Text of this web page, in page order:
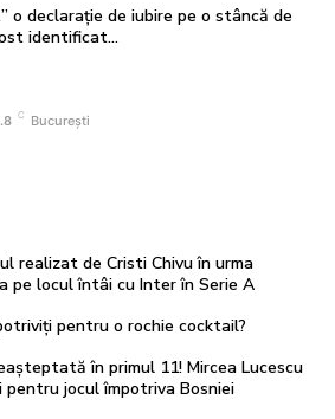
o declarație de iubire pe o stâncă de
identificat…
C București
realizat de Cristi Chivu în urma
pe locul întâi cu Inter în Serie A
pentru o rochie cocktail?
în primul 11! Mircea Lucescu
pentru jocul împotriva Bosniei